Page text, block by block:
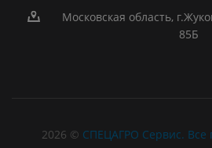
Московская область,
85Б
2026 © СПЕЦАГРО Сервис.